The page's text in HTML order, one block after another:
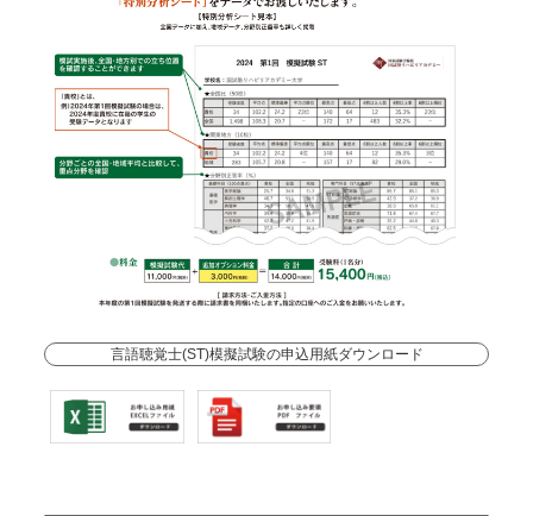
言語聴覚士(ST)模擬試験の申込用紙ダウンロード